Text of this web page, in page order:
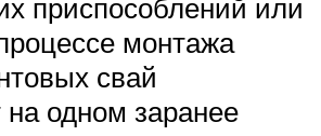
приспособлений или
монтажа
свай
одном заранее